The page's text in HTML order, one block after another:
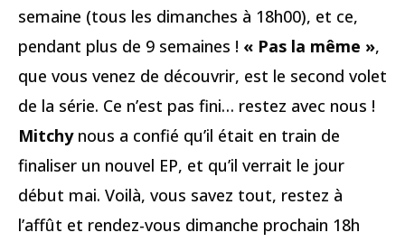
semaine (tous les dimanches à 18h00), et ce,
pendant plus de 9 semaines ! « Pas la même »,
que vous venez de découvrir, est le second volet
de la série. Ce n’est pas fini… restez avec nous !
Mitchynous a confié qu’il était en train de
finaliser un nouvel EP, et qu’il verrait le jour
début mai. Voilà, vous savez tout, restez à
l’affût et rendez-vous dimanche prochain 18h